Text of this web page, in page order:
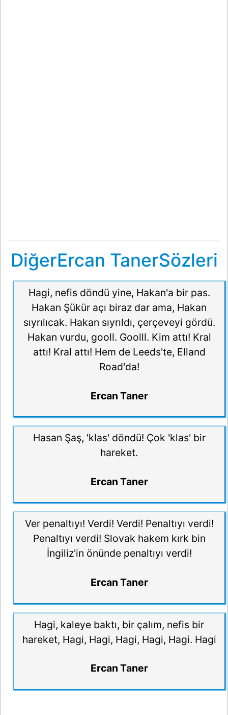
DiğerErcan TanerSözleri
Hagi, nefis döndü yine, Hakan'a bir pas.
Hakan Şükür açı biraz dar ama, Hakan
sıyrılıcak. Hakan sıyrıldı, çerçeveyi gördü.
Hakan vurdu, gooll. Goolll. Kim attı! Kral
attı! Kral attı! Hem de Leeds'te, Elland
Road'da!
Ercan Taner
Hasan Şaş, 'klas' döndü! Çok 'klas' bir
hareket.
Ercan Taner
Ver penaltıyı! Verdi! Verdi! Penaltıyı verdi!
Penaltıyı verdi! Slovak hakem kırk bin
İngiliz'in önünde penaltıyı verdi!
Ercan Taner
Hagi, kaleye baktı, bir çalım, nefis bir
hareket, Hagi, Hagi, Hagi, Hagi, Hagi. Hagi
Ercan Taner